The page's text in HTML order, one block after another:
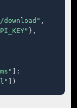
,
},
]:
])